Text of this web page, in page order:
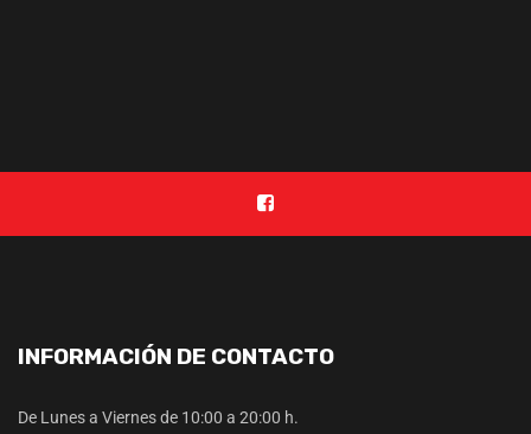
INFORMACIÓN DE CONTACTO
De Lunes a Viernes de 10:00 a 20:00 h.